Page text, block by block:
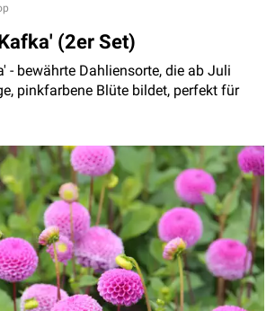
(2er Set)
- bewährte Dahliensorte, die ab Juli
pinkfarbene Blüte bildet, perfekt für